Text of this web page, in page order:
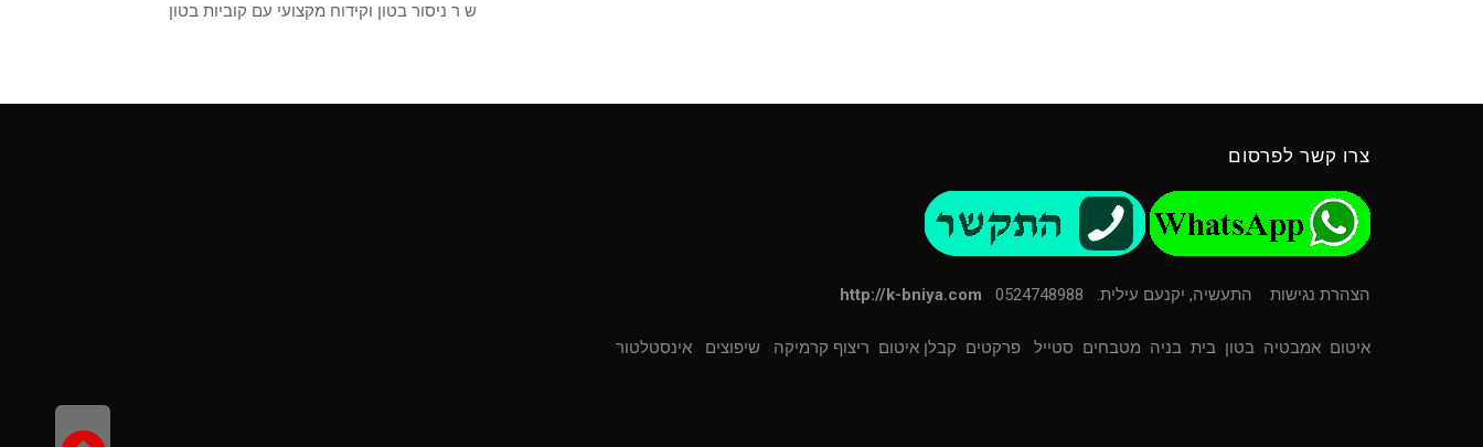
ש ר ניסור בטון וקידוח מקצועי עם קוביות בטון
צרו קשר לפרסום
הצהרת נגישות התעשיה, יקנעם עילית. 0524748988 http://k-bniya.com
איטום אמבטיה בטון בית בניה מטבחים סטייל פרקטים קבלן איטום ריצוף קרמיקה שיפוצים אינסטלטור